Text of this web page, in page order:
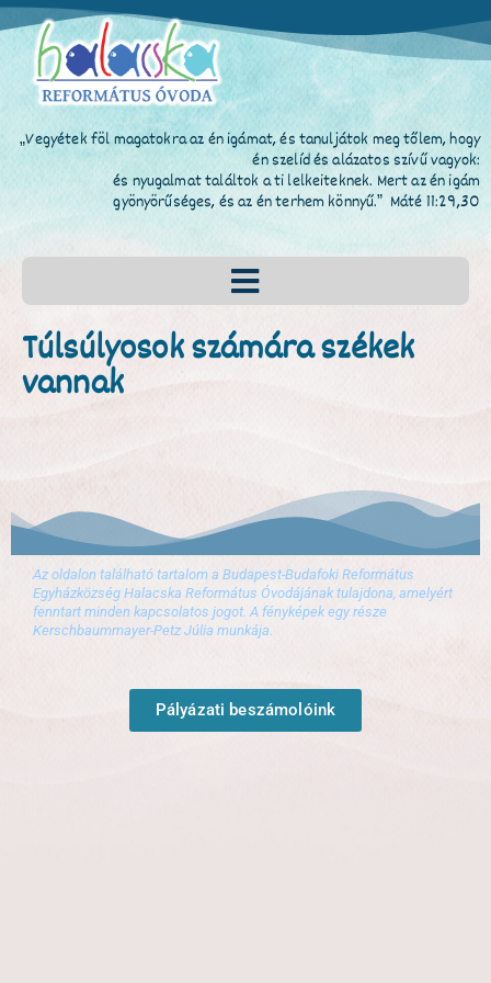
„Vegyétek föl magatokra az én igámat, és tanuljátok meg tőlem, hogy
én szelíd és alázatos szívű vagyok:
és nyugalmat találtok a ti lelkeiteknek. Mert az én igám
gyönyörűséges, és az én terhem könnyű.” Máté 11:29,30
Túlsúlyosok számára székek
vannak
Az oldalon található tartalom a Budapest-Budafoki Református
Egyházközség Halacska Református Óvodájának tulajdona, amelyért
fenntart minden kapcsolatos jogot. A fényképek egy része
Kerschbaummayer-Petz Júlia munkája.
Pályázati beszámolóink